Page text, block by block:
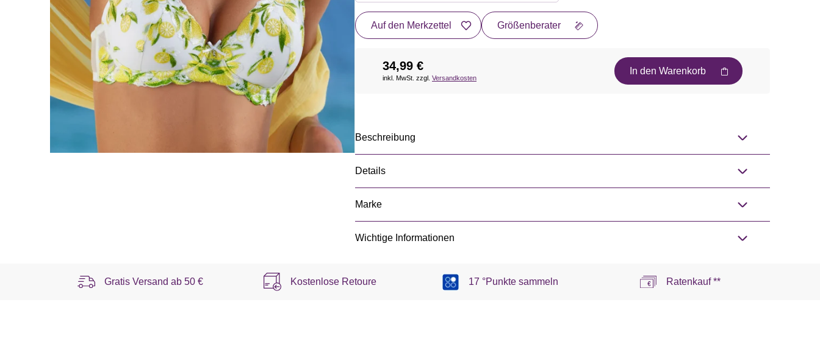
Auf den Merkzettel Größenberater
34,99 €
inkl. MwSt. zzgl. Versandkosten
In den Warenkorb
Beschreibung
Details
Marke
Wichtige Informationen
Gratis Versand ab 50 € Kostenlose Retoure 17 °Punkte sammeln Ratenkauf **